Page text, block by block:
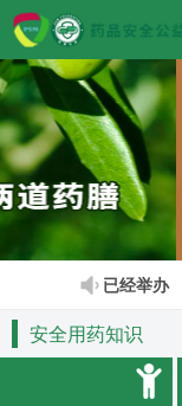
已经举办
安全用药知识